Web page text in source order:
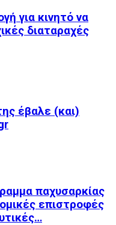
για κινητό να
διαταραχές
έβαλε (και)
παχυσαρκίας
επιστροφές